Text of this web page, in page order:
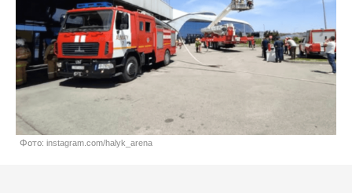
Фото: instagram.com/halyk_arena